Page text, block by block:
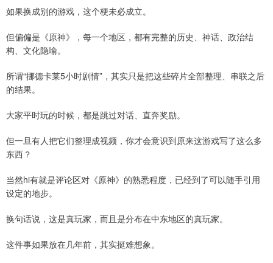
如果换成别的游戏，这个梗未必成立。
但偏偏是《原神》，每一个地区，都有完整的历史、神话、政治结
构、文化隐喻。
所谓“挪德卡莱5小时剧情”，其实只是把这些碎片全部整理、串联之后
的结果。
大家平时玩的时候，都是跳过对话、直奔奖励。
但一旦有人把它们整理成视频，你才会意识到原来这游戏写了这么多
东西？
当然hi有就是评论区对《原神》的熟悉程度，已经到了可以随手引用
设定的地步。
换句话说，这是真玩家，而且是分布在中东地区的真玩家。
这件事如果放在几年前，其实挺难想象。